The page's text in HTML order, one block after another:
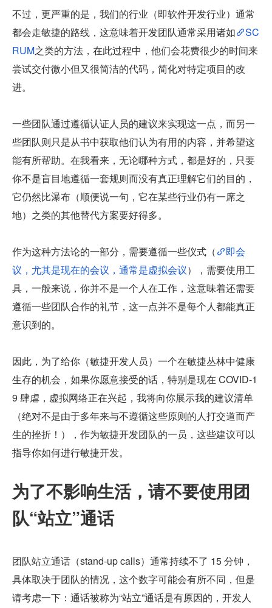
不过，更严重的是，我们的行业（即软件开发行业）通常
都会走敏捷的路线，这意味着开发团队通常采用诸如
SC
RUM之类的方法，在此过程中，他们会花费很少的时间来
尝试交付微小但又很简洁的代码，简化对特定项目的改
进。
一些团队通过遵循认证人员的建议来实现这一点，而另一
些团队则只是从书中获取他们认为有用的内容，并希望这
能有所帮助。在我看来，无论哪种方式，都是好的，只要
你不是盲目地遵循一套规则而没有真正理解它们的目的，
它仍然比瀑布（顺便说一句，它在某些行业仍有一席之
地）之类的其他替代方案要好得多。
作为这种方法论的一部分，需要遵循一些仪式（
即会
议，尤其是现在的会议，通常是虚拟会议），需要使用工
具，一般来说，你并不是一个人在工作，这意味着还需要
遵循一些团队合作的礼节，这一点并不是每个人都能真正
意识到的。
因此，为了给你（敏捷开发人员）一个在敏捷丛林中健康
生存的机会，如果你愿意接受的话，特别是现在 COVID-1
9 肆虐，虚拟网络正在兴起，我将向你展示我的建议清单
（绝对不是由于多年来与不遵循这些原则的人打交道而产
生的挫折！），作为敏捷开发团队的一员，这些建议可以
指导你如何进行敏捷开发。
为了不影响生活，请不要使用团
队“站立”通话
团队站立通话（stand-up calls）通常持续不了 15 分钟，
具体取决于团队的情况，这个数字可能会有所不同，但是
请考虑一下：通话被称为“站立”通话是有原因的，开发人